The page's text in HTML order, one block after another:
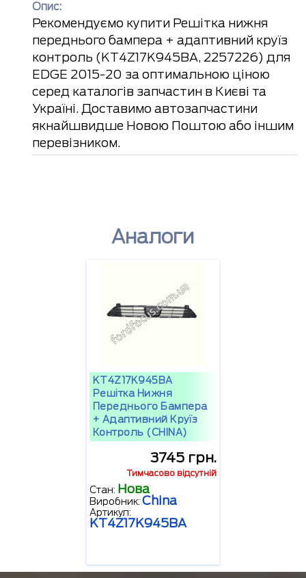
Опис:
Рекомендуємо купити Решітка нижня
переднього бампера + адаптивний круїз
контроль (KT4Z17K945BA, 2257226) для
EDGE 2015-20 за оптимальною ціною
серед каталогів запчастин в Києві та
Україні. Доставимо автозапчастини
якнайшвидше Новою Поштою або іншим
перевізником.
Аналоги
KT4Z17K945BA
Решітка Нижня
Переднього Бампера
+ Адаптивний Круїз
Контроль (CHINA)
3745 грн.
Тимчасово відсутній
Стан: Нова
Виробник: China
Артикул:
KT4Z17K945BA